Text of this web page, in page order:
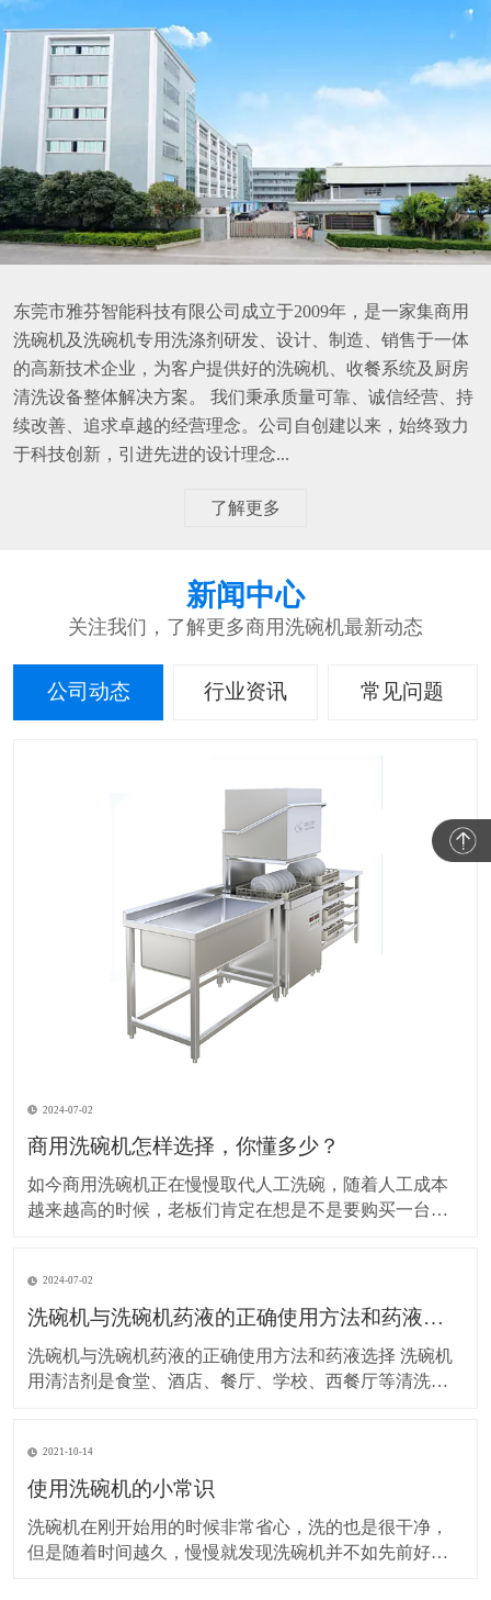
东莞市雅芬智能科技有限公司成立于2009年，是一家集商用
洗碗机及洗碗机专用洗涤剂研发、设计、制造、销售于一体
的高新技术企业，为客户提供好的洗碗机、收餐系统及厨房
清洗设备整体解决方案。 我们秉承质量可靠、诚信经营、持
续改善、追求卓越的经营理念。公司自创建以来，始终致力
于科技创新，引进先进的设计理念...
了解更多
新闻中心
关注我们，了解更多商用洗碗机最新动态
公司动态 行业资讯 常见问题
2024-07-02
商用洗碗机怎样选择，你懂多少？
如今商用洗碗机正在慢慢取代人工洗碗，随着人工成本
越来越高的时候，老板们肯定在想是不是要购买一台商
而降低了成本。一台7、8万的洗碗机，可以省2-3人，这
2-3人的一年的工资省下来可以购买一台洗碗机，是不是
2024-07-02
洗碗机与洗碗机药液的正确使用方法和药液选择
洗碗机与洗碗机药液的正确使用方法和药液选择 洗碗机
用清洁剂是食堂、酒店、餐厅、学校、西餐厅等清洗餐
2021-10-14
使用洗碗机的小常识
洗碗机在刚开始用的时候非常省心，洗的也是很干净，
但是随着时间越久，慢慢就发现洗碗机并不如先前好用